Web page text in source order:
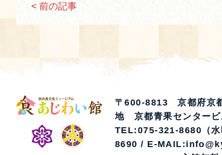
< 前の記事
〒600-8813 京都府京
地 京都青果センタービ
TEL:075-321-8680（
8690 / E-